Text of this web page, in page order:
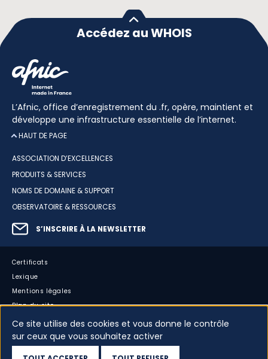
Accédez au WHOIS
L’Afnic, office d’enregistrement du .fr, opère, maintient et
développe une infrastructure essentielle de l’internet.
HAUT DE PAGE
ASSOCIATION D’EXCELLENCES
PRODUITS & SERVICES
NOMS DE DOMAINE & SUPPORT
OBSERVATOIRE & RESSOURCES
S’INSCRIRE À LA NEWSLETTER
Certificats
Lexique
Mentions légales
Plan du site
Accessibilité : partiellement conforme
Cookies
Ce site utilise des cookies et vous donne le contrôle
sur ceux que vous souhaitez activer